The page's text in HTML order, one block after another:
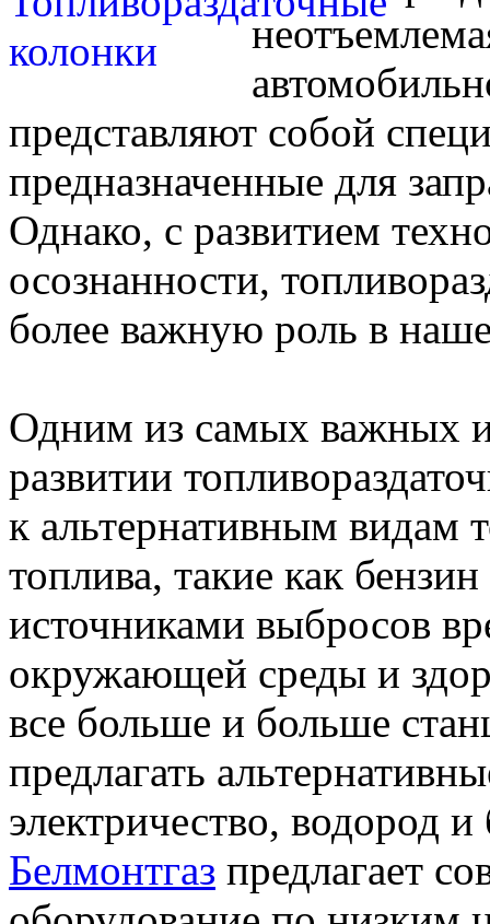
представляют собой
предназначенные для
Однако, с развитием
осознанности,
более важную роль в
Одним из самых важных
развитии
к альтернативным видам
топлива, такие как
источниками выбросов
окружающей среды и
все больше и больше
предлагать
электричество, водород
Белмонтгаз предлагает